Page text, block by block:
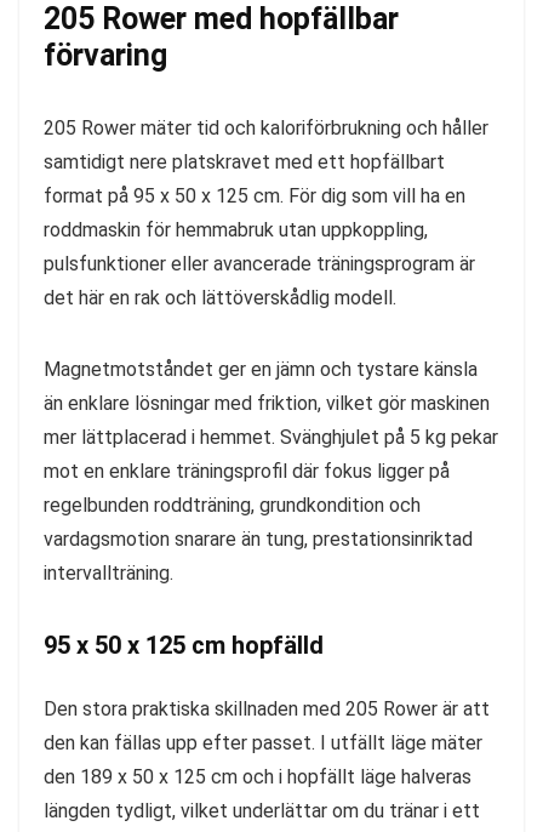
205 Rower med hopfällbar
förvaring
205 Rower mäter tid och kaloriförbrukning och håller
samtidigt nere platskravet med ett hopfällbart
format på 95 x 50 x 125 cm. För dig som vill ha en
roddmaskin för hemmabruk utan uppkoppling,
pulsfunktioner eller avancerade träningsprogram är
det här en rak och lättöverskådlig modell.
Magnetmotståndet ger en jämn och tystare känsla
än enklare lösningar med friktion, vilket gör maskinen
mer lättplacerad i hemmet. Svänghjulet på 5 kg pekar
mot en enklare träningsprofil där fokus ligger på
regelbunden roddträning, grundkondition och
vardagsmotion snarare än tung, prestationsinriktad
intervallträning.
95 x 50 x 125 cm hopfälld
Den stora praktiska skillnaden med 205 Rower är att
den kan fällas upp efter passet. I utfällt läge mäter
den 189 x 50 x 125 cm och i hopfällt läge halveras
längden tydligt, vilket underlättar om du tränar i ett